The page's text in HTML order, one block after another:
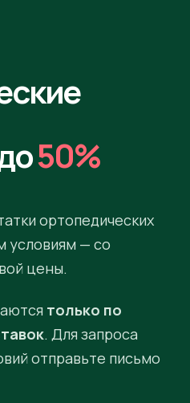
50%
ортопедических
условиям — со
цены.
только по
. Для запроса
отправьте письмо